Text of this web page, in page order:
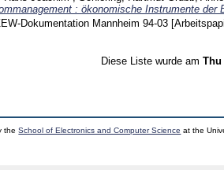
: ökonomische Instrumente der
Dokumentation Mannheim 94-03
Diese Liste wurde am Thu
theSchool of Electronics and Computer Science at the